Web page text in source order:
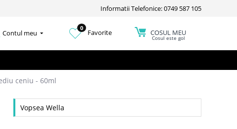
Informatii Telefonice: 0749 587 105
Contul meu
0
Favorite COSUL MEU
Cosul este gol
ceniu - 60ml
Vopsea Wella